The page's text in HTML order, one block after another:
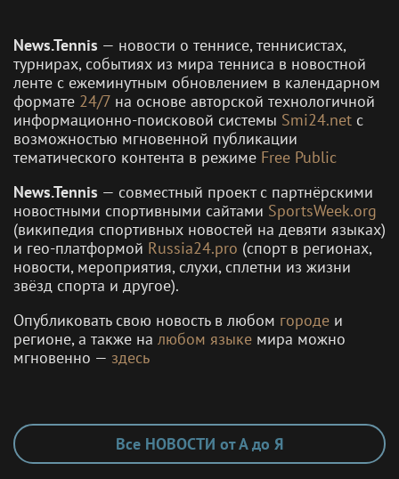
News.Tennis — новости о теннисе, теннисистах,
турнирах, событиях из мира тенниса в новостной
ленте с ежеминутным обновлением в календарном
формате 24/7 на основе авторской технологичной
информационно-поисковой системы Smi24.net с
возможностью мгновенной публикации
тематического контента в режиме Free Public
News.Tennis — совместный проект с партнёрскими
новостными спортивными сайтами SportsWeek.org
(википедия спортивных новостей на девяти языках)
и гео-платформой Russia24.pro (спорт в регионах,
новости, мероприятия, слухи, сплетни из жизни
звёзд спорта и другое).
Опубликовать свою новость в любом городе и
регионе, а также на любом языке мира можно
мгновенно — здесь
Все НОВОСТИ от А до Я